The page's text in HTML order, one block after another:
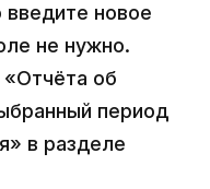
новое
не нужно.
об
период
в разделе